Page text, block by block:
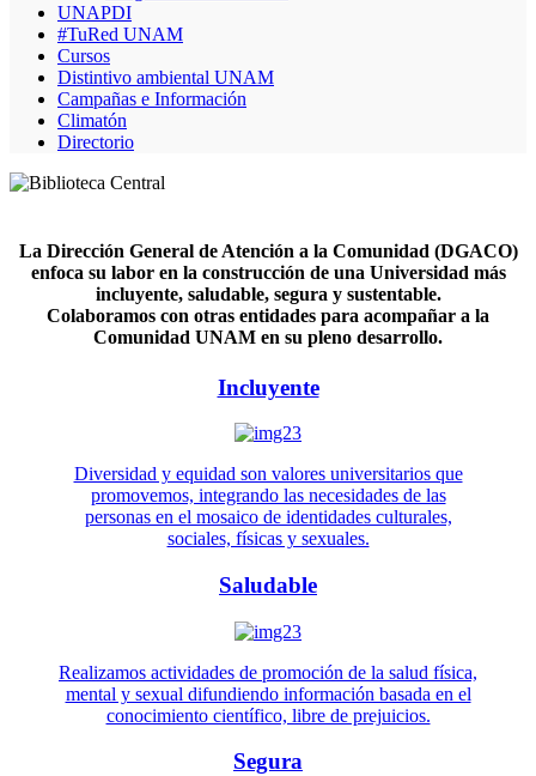
UNAPDI
#TuRed UNAM
Cursos
Distintivo ambiental UNAM
Campañas e Información
Climatón
Directorio
La Dirección General de Atención a la Comunidad (DGACO)
enfoca su labor en la construcción de una Universidad más
incluyente, saludable, segura y sustentable.
Colaboramos con otras entidades para acompañar a la
Comunidad UNAM en su pleno desarrollo.
Incluyente
Diversidad y equidad son valores universitarios que
promovemos, integrando las necesidades de las
personas en el mosaico de identidades culturales,
sociales, físicas y sexuales.
Saludable
Realizamos actividades de promoción de la salud física,
mental y sexual difundiendo información basada en el
conocimiento científico, libre de prejuicios.
Segura